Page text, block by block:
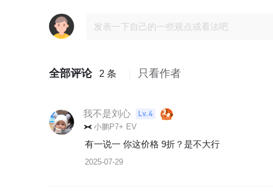
全部评论 2 条 只看作者
我不是刘心 Lv.4
小鹏P7+ EV
有一说一 你这价格 9折？是不大行
2025-07-29